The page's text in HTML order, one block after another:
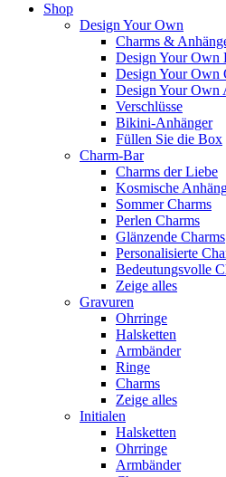
Shop
Design Your Own
Charms &
Design Your Own
Design Your Own
Design Your Own
Verschlüsse
Bikini-Anhänger
Füllen Sie die Box
Charm-Bar
Charms der Liebe
Kosmische
Sommer Charms
Perlen Charms
Glänzende Charms
Personalisierte
Bedeutungsvolle
Zeige alles
Gravuren
Ohrringe
Halsketten
Armbänder
Ringe
Charms
Zeige alles
Initialen
Halsketten
Ohrringe
Armbänder